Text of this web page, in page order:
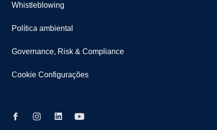
Whistleblowing
Política ambiental
Governance, Risk & Compliance
Cookie Configurações